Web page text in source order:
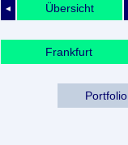
◄ Übersicht
Frankfurt
Portfolio